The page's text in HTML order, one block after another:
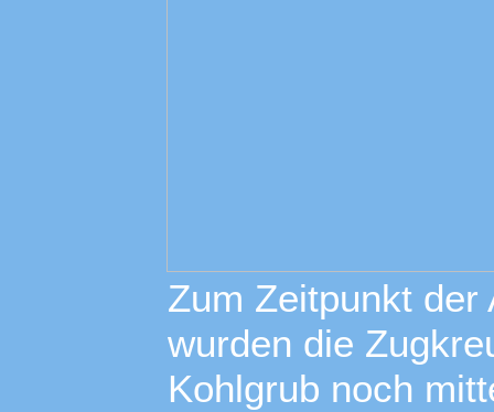
Zum Zeitpunkt der
wurden die
Kohlgrub noch